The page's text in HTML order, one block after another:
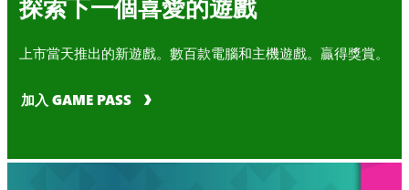
探索下一個喜愛的遊戲
上市當天推出的新遊戲。數百款電腦和主機遊戲。贏得獎賞。
加入 GAME PASS